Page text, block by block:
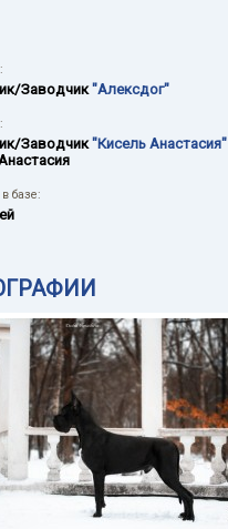
Заводчик"Алексдог"
Заводчик"Кисель Анастасия"
базе: